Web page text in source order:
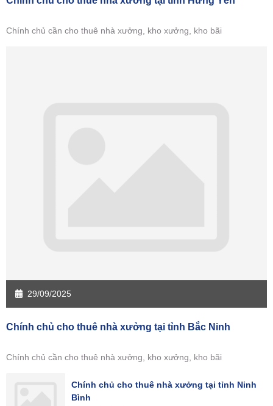
Chính chủ cần cho thuê nhà xưởng, kho xưởng, kho bãi
29/09/2025
Chính chủ cho thuê nhà xưởng tại tỉnh Bắc Ninh
Chính chủ cần cho thuê nhà xưởng, kho xưởng, kho bãi
Chính chủ cho thuê nhà xưởng tại tỉnh Ninh
Bình